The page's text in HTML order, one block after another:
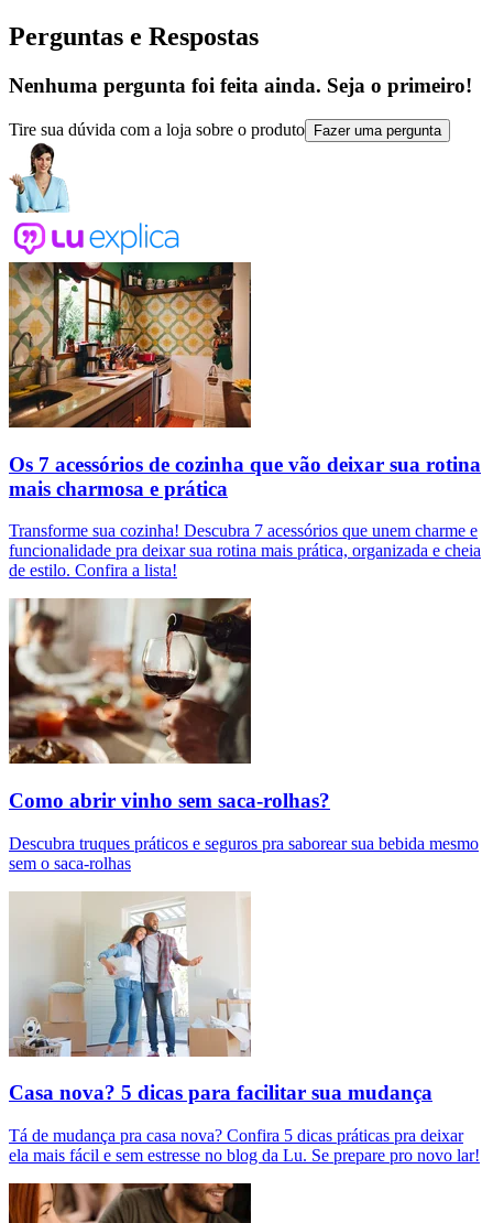
Perguntas e Respostas
Nenhuma pergunta foi feita ainda. Seja o primeiro!
Tire sua dúvida com a loja sobre o produto Fazer uma pergunta
Os 7 acessórios de cozinha que vão deixar sua rotina
mais charmosa e prática
Transforme sua cozinha! Descubra 7 acessórios que unem charme e
funcionalidade pra deixar sua rotina mais prática, organizada e cheia
de estilo. Confira a lista!
Como abrir vinho sem saca-rolhas?
Descubra truques práticos e seguros pra saborear sua bebida mesmo
sem o saca-rolhas
Casa nova? 5 dicas para facilitar sua mudança
Tá de mudança pra casa nova? Confira 5 dicas práticas pra deixar
ela mais fácil e sem estresse no blog da Lu. Se prepare pro novo lar!